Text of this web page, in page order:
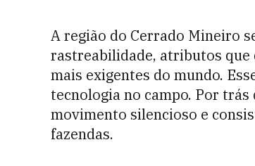
A região do Cerrado Mineiro
rastreabilidade, atributos que
mais exigentes do mundo.
tecnologia no campo. Por
movimento silencioso e
fazendas.